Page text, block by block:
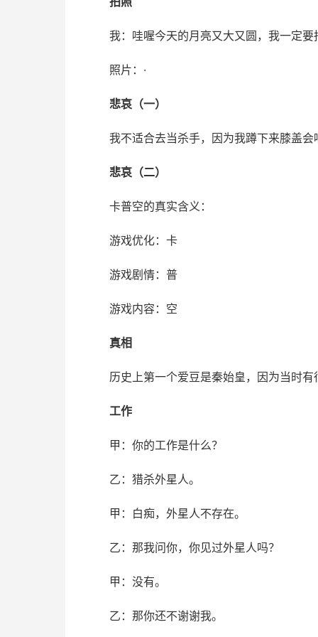
我：哇喔今天的月亮又大又圆，我一定要
照片：·
悲哀（一）
我不适合去当杀手，因为我蹲下来膝盖会
悲哀（二）
卡普空的真实含义：
游戏优化：卡
游戏剧情：普
游戏内容：空
真相
历史上第一个爱豆是秦始皇，因为当时有
工作
甲：你的工作是什么？
乙：猎杀外星人。
甲：白痴，外星人不存在。
乙：那我问你，你见过外星人吗？
甲：没有。
乙：那你还不谢谢我。